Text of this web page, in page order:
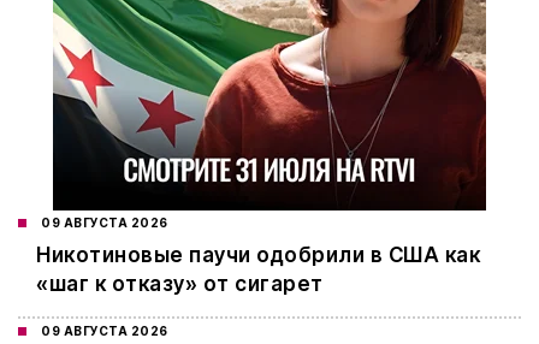
09 АВГУСТА 2026
Никотиновые паучи одобрили в США как
«шаг к отказу» от сигарет
09 АВГУСТА 2026